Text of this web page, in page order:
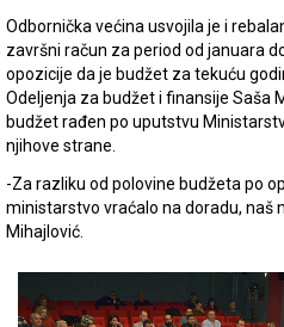
Odbornička većina usvojila je i
završni račun za period od januara
opozicije da je budžet za tekuću
Odeljenja za budžet i finansije Saša
budžet rađen po uputstvu
njihove strane.
-Za razliku od polovine budžeta po
ministarstvo vraćalo na doradu, naš
Mihajlović.